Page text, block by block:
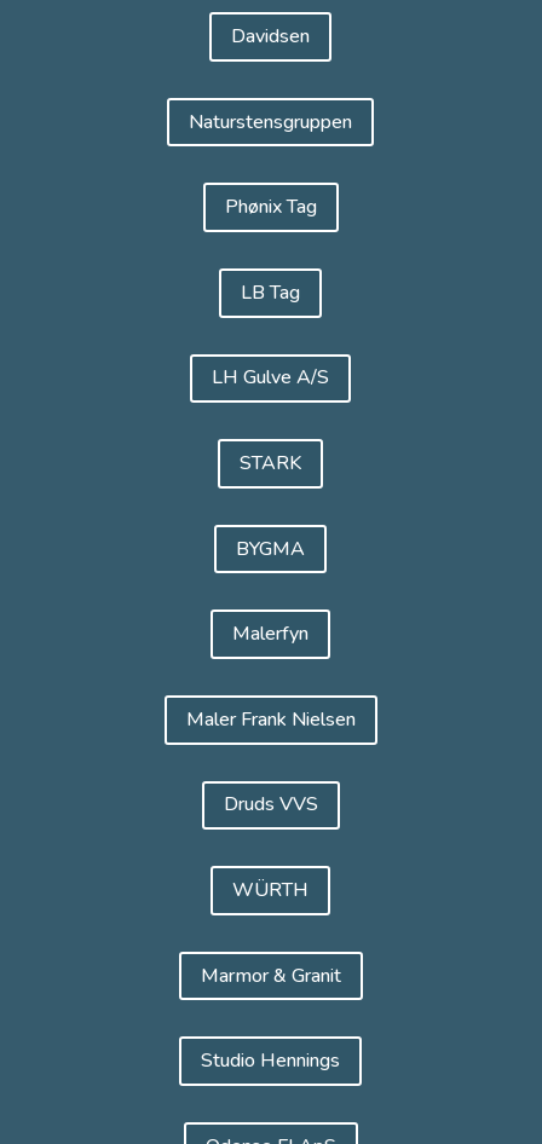
Davidsen
Naturstensgruppen
Phønix Tag
LB Tag
LH Gulve A/S
STARK
BYGMA
Malerfyn
Maler Frank Nielsen
Druds VVS
WÜRTH
Marmor & Granit
Studio Hennings